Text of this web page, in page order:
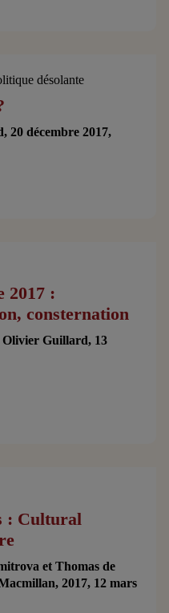
désolante
20 décembre 2017,
2017 :
consternation
Olivier Guillard, 13
: Cultural
et Thomas de
2017, 12 mars